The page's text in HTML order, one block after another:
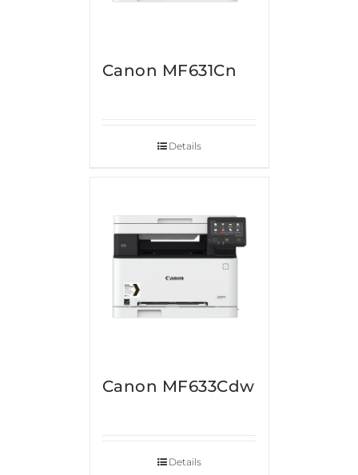
Canon MF631Cn
Details
Canon MF633Cdw
Details